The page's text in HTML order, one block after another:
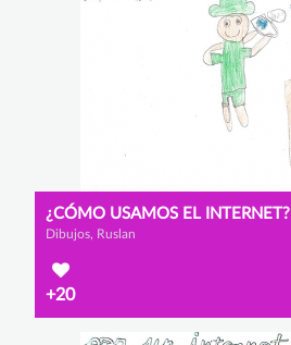
¿CÓMO USAMOS EL INTERNET?
Dibujos, Ruslan
+20